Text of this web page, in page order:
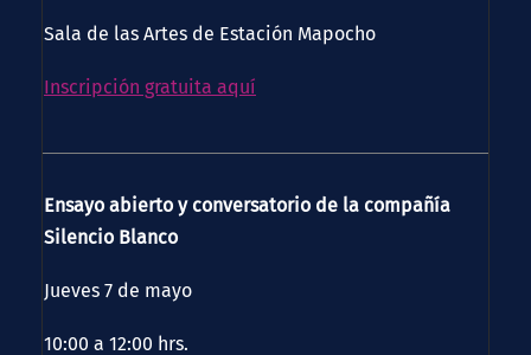
Sala de las Artes de Estación Mapocho
Inscripción gratuita aquí
Ensayo abierto y conversatorio de la compañía
Silencio Blanco
Jueves 7 de mayo
10:00 a 12:00 hrs.